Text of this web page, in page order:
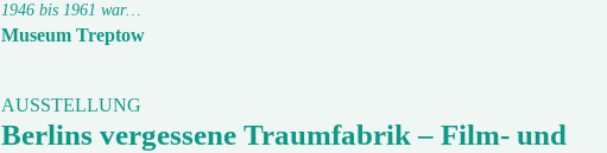
1946 bis 1961 war…
Museum Treptow
AUSSTELLUNG
Berlins vergessene Traumfabrik – Film- und